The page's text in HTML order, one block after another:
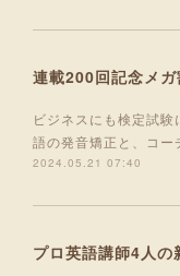
連載200回記念メガ
ビジネスにも検定試
語の発音矯正と、コー
2024.05.21 07:40
プロ英語講師4人の